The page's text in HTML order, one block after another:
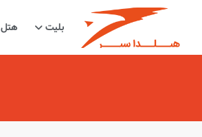
بلیت هتل